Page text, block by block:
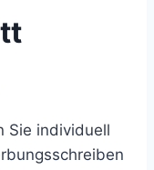
Sie individuell